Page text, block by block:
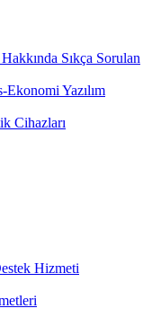
Sıkça Sorulan
Yazılım
Cihazları
Hizmeti